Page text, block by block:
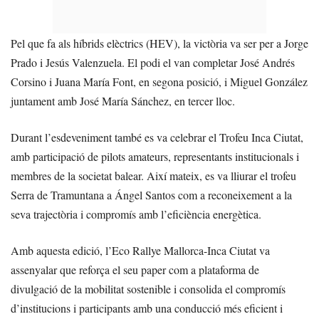
Pel que fa als híbrids elèctrics (HEV), la victòria va ser per a Jorge
Prado i Jesús Valenzuela. El podi el van completar José Andrés
Corsino i Juana María Font, en segona posició, i Miguel González
juntament amb José María Sánchez, en tercer lloc.
Durant l’esdeveniment també es va celebrar el Trofeu Inca Ciutat,
amb participació de pilots amateurs, representants institucionals i
membres de la societat balear. Així mateix, es va lliurar el trofeu
Serra de Tramuntana a Ángel Santos com a reconeixement a la
seva trajectòria i compromís amb l’eficiència energètica.
Amb aquesta edició, l’Eco Rallye Mallorca-Inca Ciutat va
assenyalar que reforça el seu paper com a plataforma de
divulgació de la mobilitat sostenible i consolida el compromís
d’institucions i participants amb una conducció més eficient i